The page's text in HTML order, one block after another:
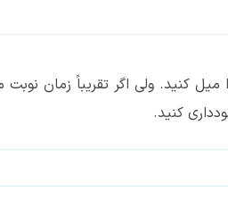
کنید. ولی اگر تقریباً زمان
کنید.